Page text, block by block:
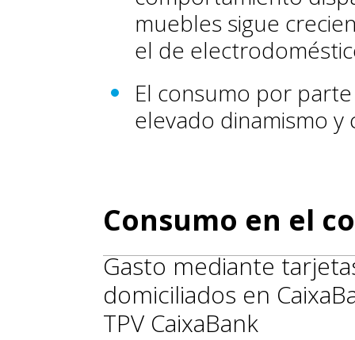
muebles sigue
el de
El consumo por
elevado dinamismo y
Consumo en el
Gasto mediante
domiciliados en
TPV CaixaBank